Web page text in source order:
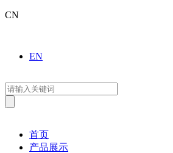
CN
EN
首页
产品展示